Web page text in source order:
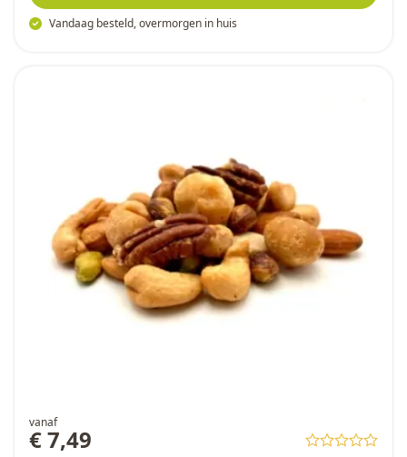
Vandaag besteld, overmorgen in huis
vanaf
€ 7,49